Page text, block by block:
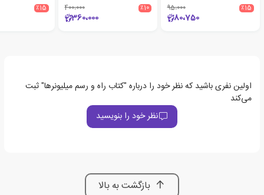
٪15 95،000
80،750
٪10 400،000
360،000
٪15
اولین نفری باشید که نظر خود را درباره "کتاب راه و رسم میلیونرها" ثبت
می‌کند
نظر خود را بنویسید
بازگشت به بالا